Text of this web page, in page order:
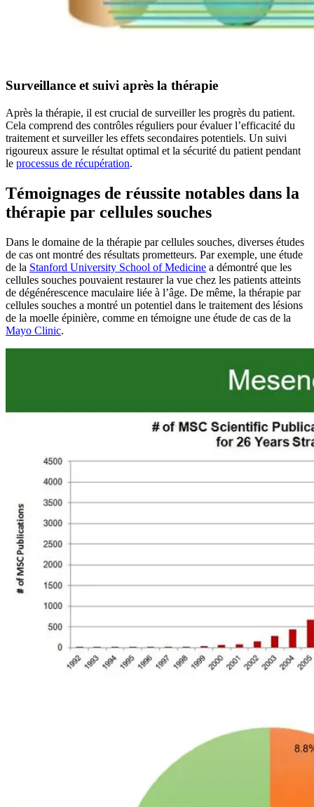
Surveillance et suivi après la thérapie
Après la thérapie, il est crucial de surveiller les progrès du patient.
Cela comprend des contrôles réguliers pour évaluer l’efficacité du
traitement et surveiller les effets secondaires potentiels. Un suivi
rigoureux assure le résultat optimal et la sécurité du patient pendant
le processus de récupération.
Témoignages de réussite notables dans la
thérapie par cellules souches
Dans le domaine de la thérapie par cellules souches, diverses études
de cas ont montré des résultats prometteurs. Par exemple, une étude
de la Stanford University School of Medicine a démontré que les
cellules souches pouvaient restaurer la vue chez les patients atteints
de dégénérescence maculaire liée à l’âge. De même, la thérapie par
cellules souches a montré un potentiel dans le traitement des lésions
de la moelle épinière, comme en témoigne une étude de cas de la
Mayo Clinic.